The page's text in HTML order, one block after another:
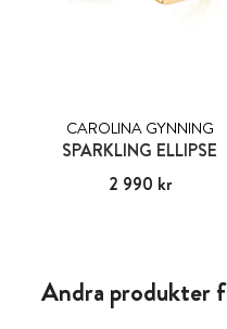
CAROLINA GYNNING
SPARKLING ELLIPSE
Pris :2 990 kr
2 990 kr
Andra produkter